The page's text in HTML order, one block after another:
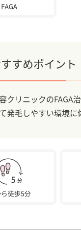
すめポイント
クリニックのFAGA
発毛しやすい環境に